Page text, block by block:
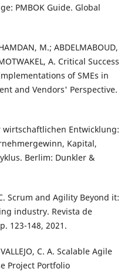
PMBOK Guide. Global
M.; ABDELMABOUD,
A. Critical Success
of SMEs in
and Vendors' Perspective.
wirtschaftlichen Entwicklung:
Kapital,
Berlim: Dunkler &
Scrum and Agility Beyond it:
industry. Revista de
123-148, 2021.
C. A. Scalable Agile
Project Portfolio